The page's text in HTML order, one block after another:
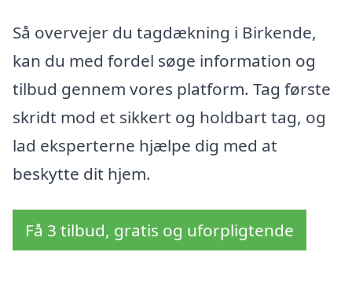
Så overvejer du tagdækning i Birkende,
kan du med fordel søge information og
tilbud gennem vores platform. Tag første
skridt mod et sikkert og holdbart tag, og
lad eksperterne hjælpe dig med at
beskytte dit hjem.
Få 3 tilbud, gratis og uforpligtende